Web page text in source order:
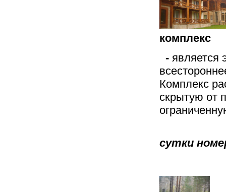
комплекс
-является
Комплекс
скрытую от
сутки